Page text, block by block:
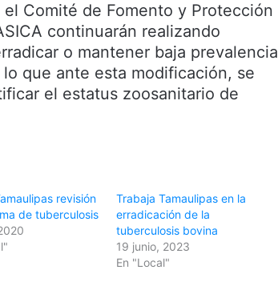
Comité de Fomento y Protección
continuarán realizando
o mantener baja prevalencia
que ante esta modificación, se
el estatus zoosanitario de
revisión
de tuberculosis
Trabaja Tamaulipas en la
erradicación de la
tuberculosis bovina
19 junio, 2023
En "Local"